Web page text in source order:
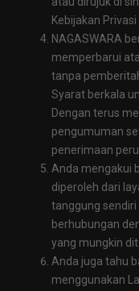
Kebijakan Privasi
NAGASWARA
memperbarui
tanpa
Syarat berkala
Dengan terus
pengumuman
penerimaan
Anda mengakui
diperoleh dari
tanggung
berhubungan
yang mungkin
Anda juga tahu
menggunakan